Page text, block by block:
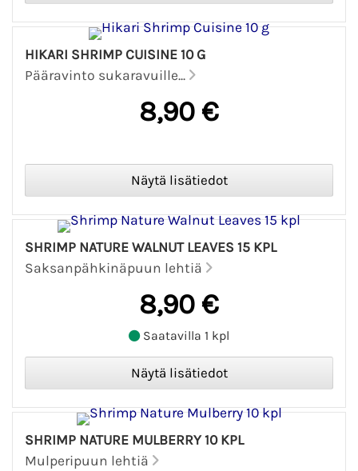
HIKARI SHRIMP CUISINE 10 G
Pääravinto sukaravuille...
8,90 €
SHRIMP NATURE WALNUT LEAVES 15 KPL
Saksanpähkinäpuun lehtiä
8,90 €
Saatavilla 1 kpl
SHRIMP NATURE MULBERRY 10 KPL
Mulperipuun lehtiä